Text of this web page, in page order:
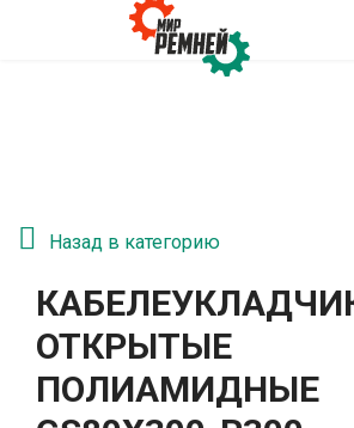
Назад в категорию
ОТКРЫТЫЕ
ПОЛИАМИДНЫЕ